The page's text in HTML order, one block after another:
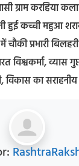
ग्राम करहिया
हुई कच्ची महुआ
चौकी प्रभारी
विश्वकर्मा, व्यास
का सराहनीय